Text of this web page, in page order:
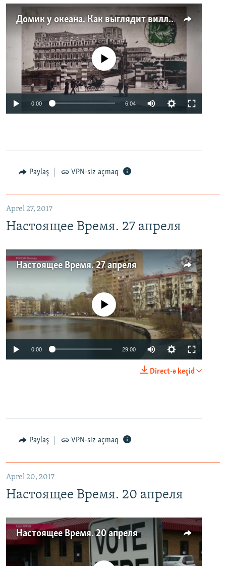
Домик у океана. Как выглядит вилла для Людмилы Путиной – репортаж с юга Франции
No media source currently available
0:00 6:04
Paylaş VPN-siz açmaq
Aprel 27, 2017
Настоящее Время. 27 апреля
Настоящее Время. 27 апреля
No media source currently available
0:00 29:00
Direct-ə keçid
Paylaş VPN-siz açmaq
Aprel 20, 2017
Настоящее Время. 20 апреля
Настоящее Время. 20 апреля